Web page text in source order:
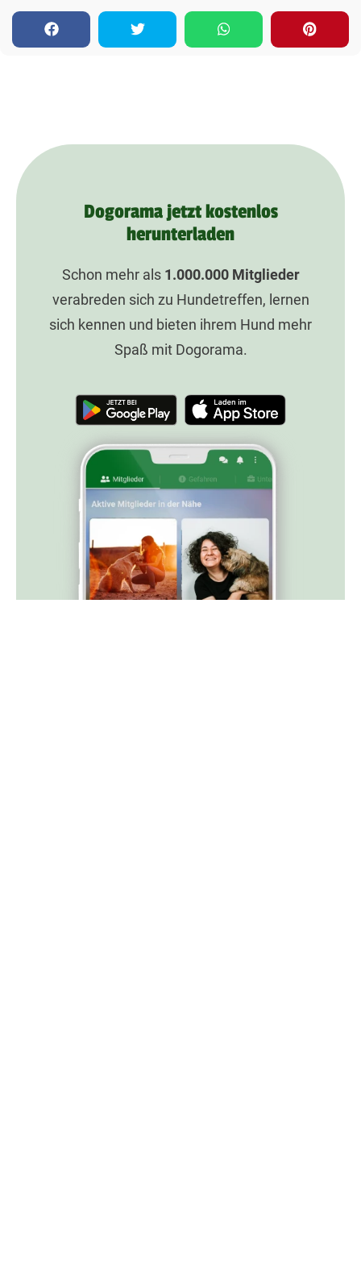
Dogorama jetzt kostenlos
herunterladen
Schon mehr als 1.000.000Mitglieder
verabreden sich zu Hundetreffen, lernen
sich kennen und bieten ihrem Hund mehr
Spaß mit Dogorama.